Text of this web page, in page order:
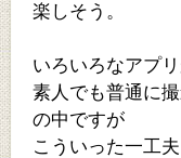
楽しそう。
いろいろなアプリ
素人でも普通に
の中ですが
こういった一工